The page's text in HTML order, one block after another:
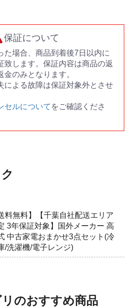
保証について
場合、商品到着後7日以内に
致します。保証内容は商品の返
のみとなります。
よる故障は保証対象外とさせ
セルについて をご確認くださ
料無料】【千葉自社配送エリア
3年保証対象】国外メーカー 高
中古家電おまかせ3点セット(冷
/洗濯機/電子レンジ)
のおすすめ商品